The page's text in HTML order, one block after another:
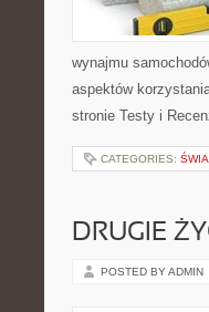
wynajmu
aspektów
stronie Testy i
CATEGORIES:
DRUGIE
POSTED BY ADMIN